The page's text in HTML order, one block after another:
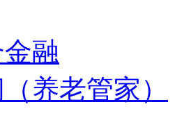
融
养老管家）